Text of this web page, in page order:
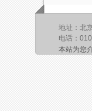
地址：北
电话：
本站为您